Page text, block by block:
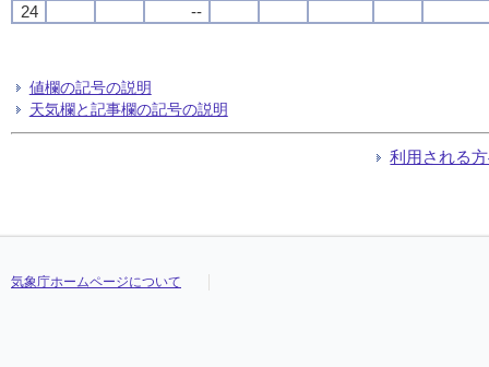
24
--
値欄の記号の説明
天気欄と記事欄の記号の説明
利用される
気象庁ホームページについて